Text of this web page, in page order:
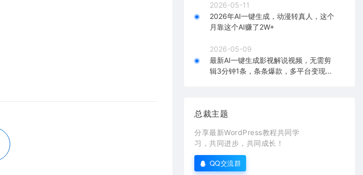
2026-05-11
2026年AI一键生成，动漫转真人，这个
月靠这个AI赚了2W+
2026-05-09
最新AI一键生成影视解说视频，无需剪
辑3分钟1条，条条爆款，多平台变现日
总裁主题
分享最新WordPress教程共同学
习，共同进步，共同成长！
QQ交流群